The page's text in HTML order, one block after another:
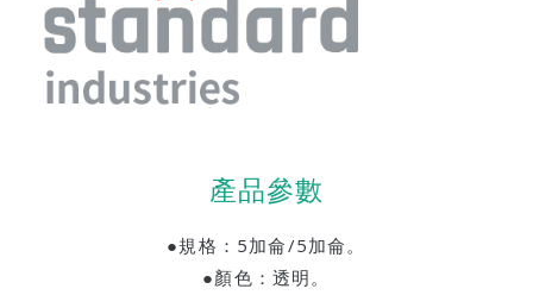
產品參數
●規格：5加侖/5加侖。
●顏色：透明。